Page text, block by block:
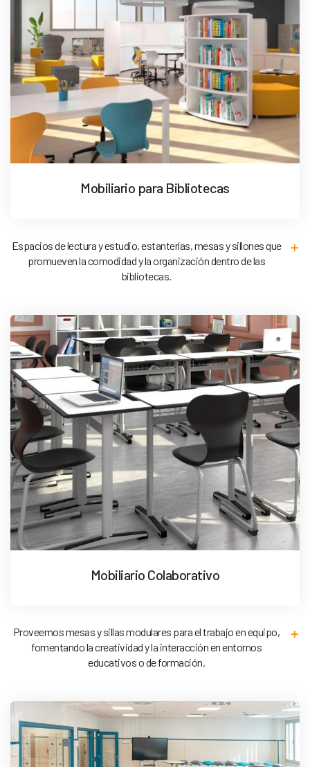
Mobiliario para Bibliotecas
Espacios de lectura y estudio, estanterías, mesas y sillones que
promueven la comodidad y la organización dentro de las
bibliotecas.
Mobiliario Colaborativo
Proveemos mesas y sillas modulares para el trabajo en equipo,
fomentando la creatividad y la interacción en entornos
educativos o de formación.